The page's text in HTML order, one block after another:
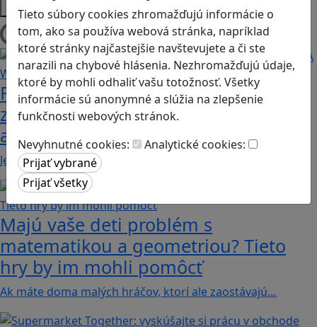
Tieto súbory cookies zhromažďujú informácie o
tom, ako sa používa webová stránka, napríklad
ktoré stránky najčastejšie navštevujete a či ste
narazili na chybové hlásenia. Nezhromažďujú údaje,
ktoré by mohli odhaliť vašu totožnosť. Všetky
informácie sú anonymné a slúžia na zlepšenie
funkčnosti webových stránok.
Nevyhnutné cookies:
Analytické cookies:
Platformy
Načítam blogy
Fotografujte zvieratká, aby ste
zachránili ostrov v Alba: A Wildlife
adventure
Jednoduchá hra, vhodná pre kohokoľvek z rodiny,…
Majú vaše deti problém s
matematikou a geometriou? Tieto
hry by im mohli pomôcť
Ak máte doma malých hráčov, ktorí ale zaostávajú…